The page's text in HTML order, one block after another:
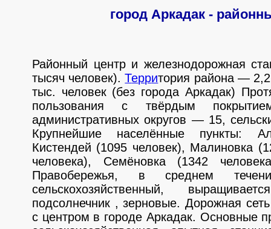
город Аркадак -
Районный центр и железнодорожная
тысяч человек).Территория района —
тыс. человек (без города Аркадак)
пользования с твёрдым
административных округов — 15,
Крупнейшие населённые пункты:
Кистендей (1095 человек), Малиновка
человека), Семёновка (1342
Правобережья, в среднем
сельскохозяйственный,
подсолнечник , зерновые. Дорожная
с центром в городе Аркадак. Основные